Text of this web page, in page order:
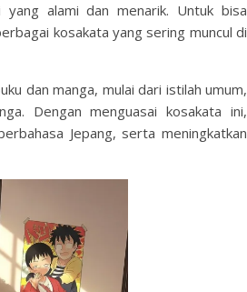
alami dan menarik. Untuk bisa
kosakata yang sering muncul di
dan manga, mulai dari istilah umum,
Dengan menguasai kosakata ini,
Jepang, serta meningkatkan